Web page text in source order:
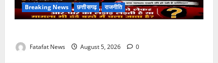
Breaking News छत्तीसगढ़ राजनीति
Fatafat News August 5, 2026 0